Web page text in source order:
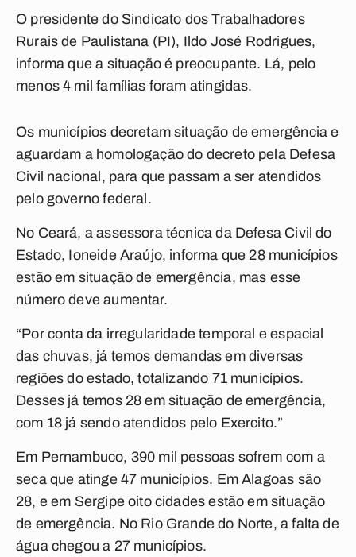
O presidente do Sindicato dos Trabalhadores
Rurais de Paulistana (PI), Ildo José Rodrigues,
informa que a situação é preocupante. Lá, pelo
menos 4 mil famílias foram atingidas.
Os municípios decretam situação de emergência e
aguardam a homologação do decreto pela Defesa
Civil nacional, para que passam a ser atendidos
pelo governo federal.
No Ceará, a assessora técnica da Defesa Civil do
Estado, Ioneide Araújo, informa que 28 municípios
estão em situação de emergência, mas esse
número deve aumentar.
“Por conta da irregularidade temporal e espacial
das chuvas, já temos demandas em diversas
regiões do estado, totalizando 71 municípios.
Desses já temos 28 em situação de emergência,
com 18 já sendo atendidos pelo Exercito.”
Em Pernambuco, 390 mil pessoas sofrem com a
seca que atinge 47 municípios. Em Alagoas são
28, e em Sergipe oito cidades estão em situação
de emergência. No Rio Grande do Norte, a falta de
água chegou a 27 municípios.